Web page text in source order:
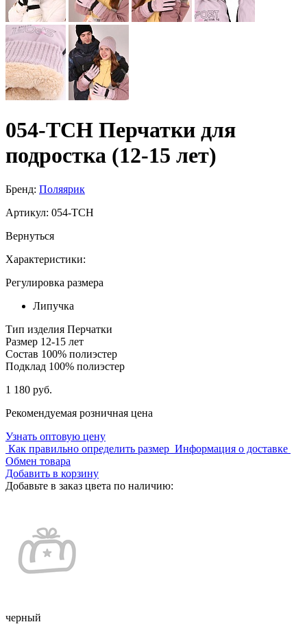
054-TCH Перчатки для
подростка (12-15 лет)
Бренд: Поляярик
Артикул: 054-TCH
Вернуться
Характеристики:
Регулировка размера
Липучка
Тип изделия Перчатки
Размер 12-15 лет
Состав 100% полиэстер
Подклад 100% полиэстер
1 180 руб.
Рекомендуемая розничная цена
Узнать оптовую цену
Как правильно определить размер Информация о доставке
Обмен товара
Добавить в корзину
Добавьте в заказ цвета по наличию:
черный